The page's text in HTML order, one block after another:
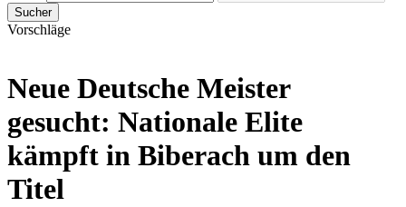
Sucher
Vorschläge
Neue Deutsche Meister
gesucht: Nationale Elite
kämpft in Biberach um den
Titel